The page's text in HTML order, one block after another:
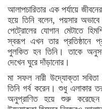
আলাপচারিতার এক পর্যায়ে
হয়ে তিনি বলেন, পয়সার
পেট্রোলের যোগান মেটাতে
স্বরূপ এখন তার প্রতিষ্ঠানে
পুলকিত হন তিনি। তাকে
দেখেন ঘুরে দাঁড়ানোর।
মা সফল নারী উদ্যোক্তা সবিতা
তিনি গর্ব করেন। শুধু এলাকার
অনুপ্রাণিত হয়ে শুরু